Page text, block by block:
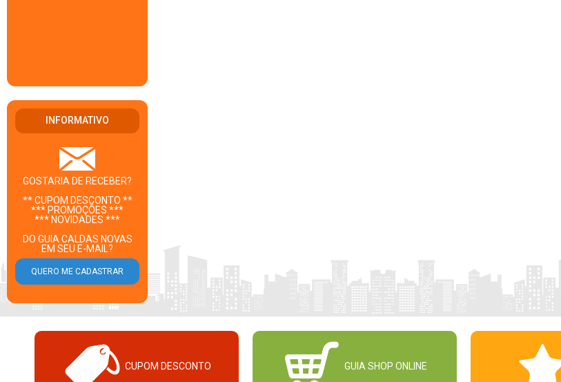
INFORMATIVO
GOSTARIA DE RECEBER?
** CUPOM DESCONTO **
*** PROMOÇÕES ***
*** NOVIDADES ***
DO GUIA CALDAS NOVAS
EM SEU E-MAIL?
CUPOM DESCONTO GUIA SHOP ONLINE